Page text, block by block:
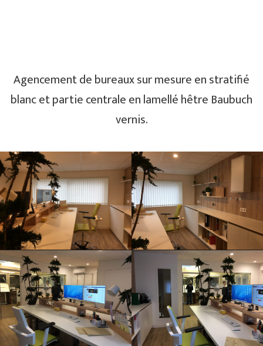
Agencement de bureaux sur mesure en stratifié
blanc et partie centrale en lamellé hêtre Baubuch
vernis.